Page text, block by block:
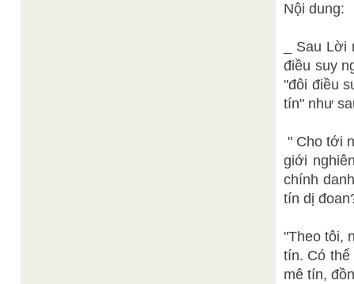
Nội dung:
_ Sau
điều suy
"đôi điều
tín" như
" Cho tới
giới
chính
tín dị
"Theo tôi,
tín. Có
mê tín,